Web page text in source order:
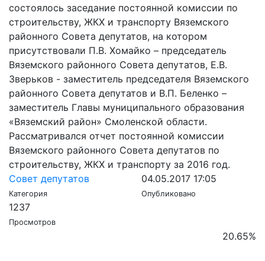
состоялось заседание постоянной комиссии по
строительству, ЖКХ и транспорту Вяземского
районного Совета депутатов, на котором
присутствовали П.В. Хомайко – председатель
Вяземского районного Совета депутатов, Е.В.
Зверьков - заместитель председателя Вяземского
районного Совета депутатов и В.П. Беленко –
заместитель Главы муниципального образования
«Вяземский район» Смоленской области.
Рассматривался отчет постоянной комиссии
Вяземского районного Совета депутатов по
строительству, ЖКХ и транспорту за 2016 год.
Совет депутатов
Категория
04.05.2017 17:05
Опубликовано
1237
Просмотров
20.65%